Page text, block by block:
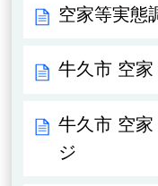
空家等実態
牛久市 空
牛久市 空
ジ